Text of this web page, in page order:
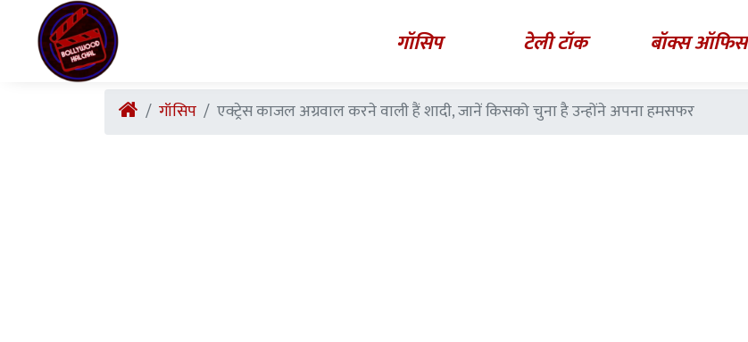
गॉसिप टेली टॉक बॉक्स ऑफिस
गॉसिप एक्ट्रेस काजल अग्रवाल करने वाली हैं शादी, जानें किसको चुना है उन्होंने अपना हमसफर